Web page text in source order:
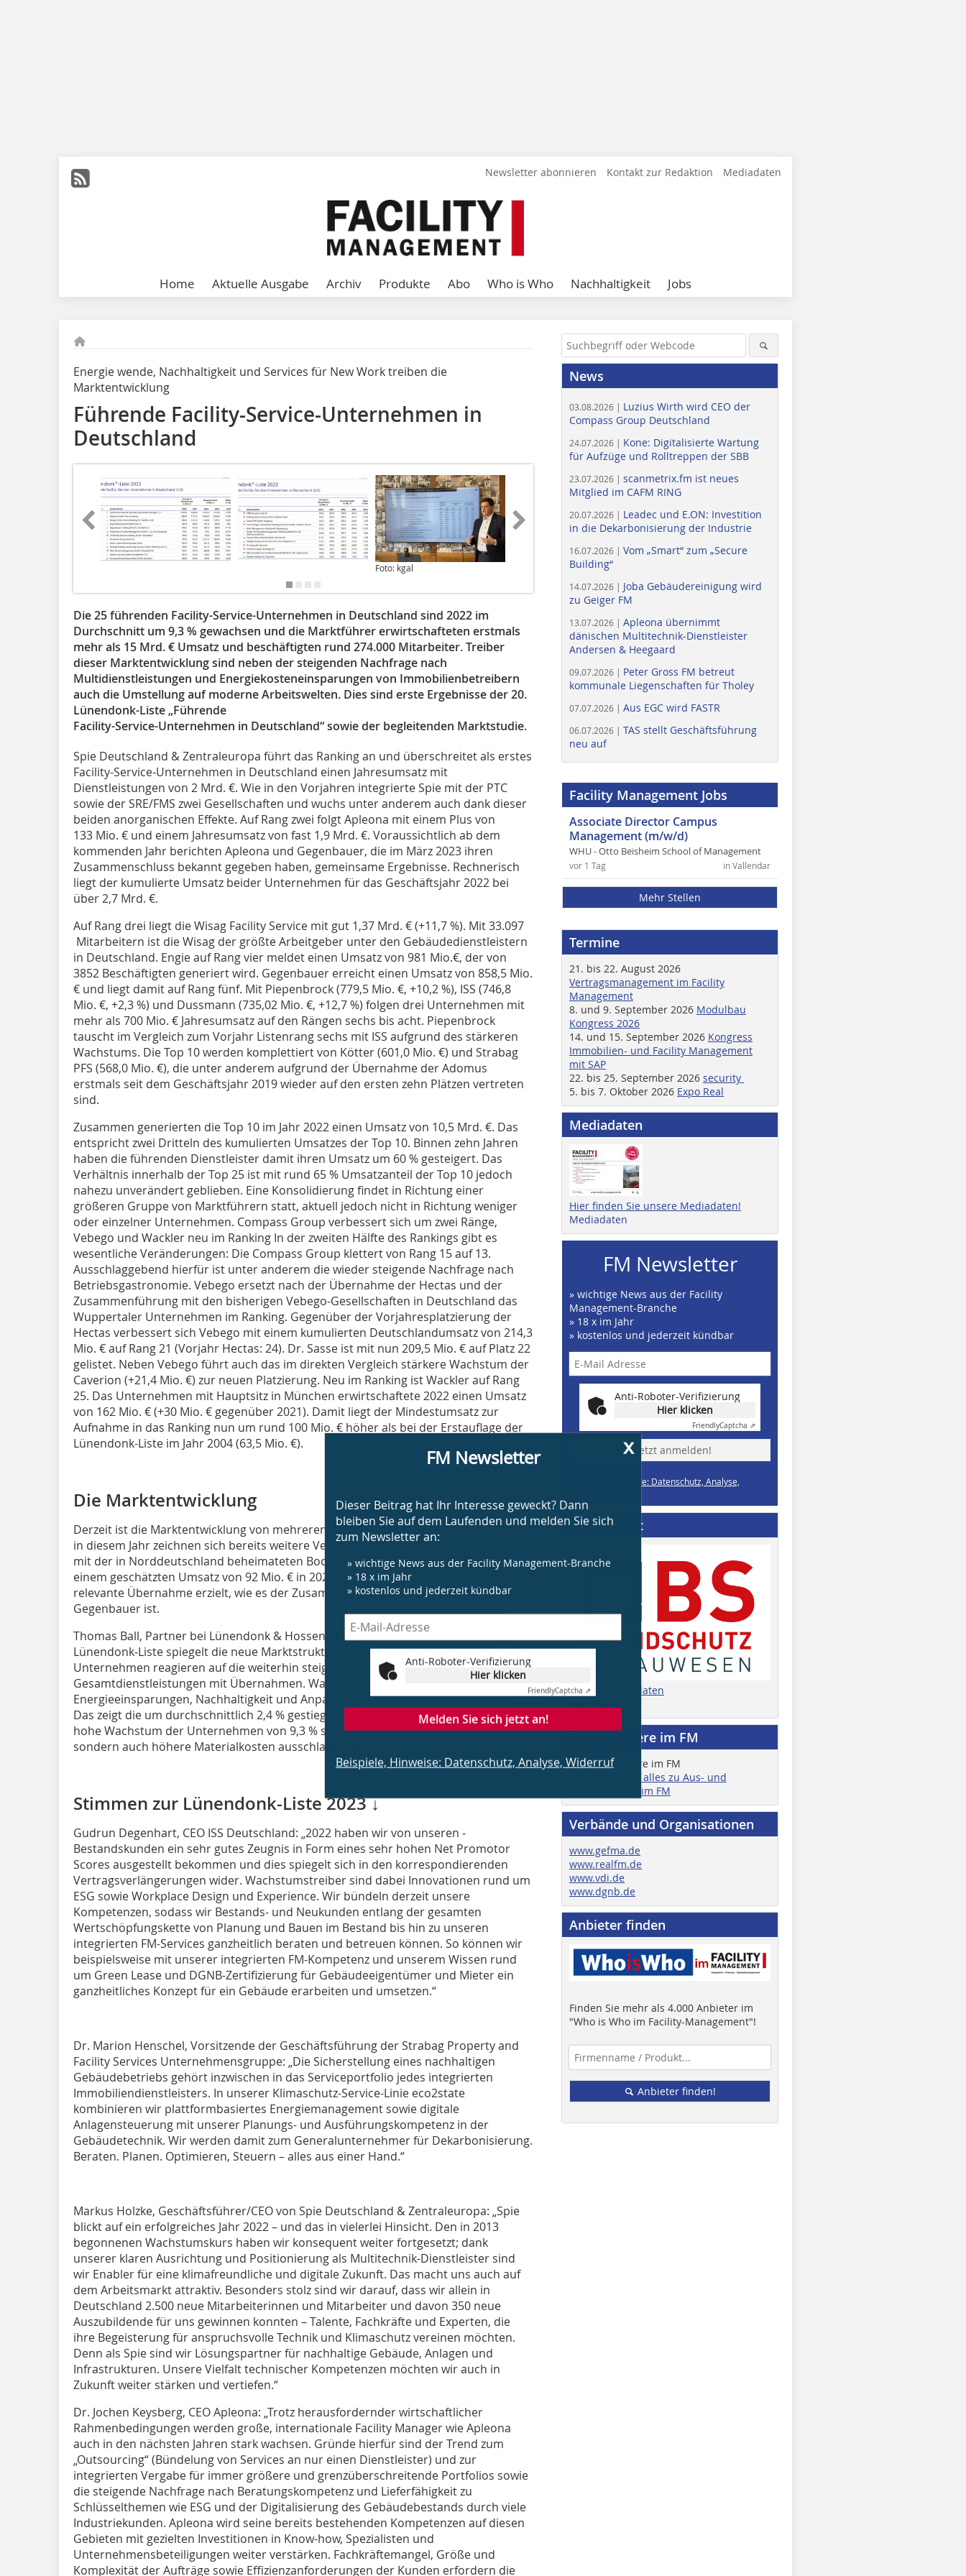
Newsletter abonnieren Kontakt zur Redaktion Mediadaten
Home Aktuelle Ausgabe Archiv Produkte Abo Who is Who Nachhaltigkeit Jobs
Energie wende, Nachhaltigkeit und Services für New Work treiben die
Marktentwicklung
Führende Facility-Service-Unternehmen in
Deutschland
Foto: kgal
Die 25 führenden Facility-Service-Unternehmen in Deutschland sind 2022 im
Durchschnitt um 9,3 % gewachsen und die Marktführer erwirtschafteten erstmals
mehr als 15 Mrd. € Umsatz und beschäftigten rund 274.000 Mitarbeiter. Treiber
dieser Marktentwicklung sind neben der steigenden Nachfrage nach
Multidienstleistungen und Energiekosteneinsparungen von Immobilienbetreibern
auch die Umstellung auf moderne Arbeits­welten. Dies sind erste Ergebnisse der 20.
Lünendonk-Liste „Führende
Facility-Service-Unternehmen in Deutschland“ sowie der begleitenden Marktstudie.
Spie Deutschland & Zentraleuropa führt das Ranking an und überschreitet als erstes
Facility-Service-Unternehmen in Deutschland einen Jahresumsatz mit
Dienstleistungen von 2 Mrd. €. Wie in den Vorjahren integrierte Spie mit der PTC
sowie der SRE/FMS zwei Gesellschaften und wuchs unter anderem auch dank dieser
beiden anorganischen Effekte. Auf Rang zwei folgt Apleona mit einem Plus von
133 Mio. € und einem Jahresumsatz von fast 1,9 Mrd. €. Voraussichtlich ab dem
kommenden Jahr berichten Apleona und Gegenbauer, die im März 2023 ihren
Zusammenschluss bekannt gegeben haben, gemeinsame Ergebnisse. Rechnerisch
liegt der kumulierte Umsatz beider Unternehmen für das Geschäftsjahr 2022 bei
über 2,7 Mrd. €.
Auf Rang drei liegt die Wisag Facility Service mit gut 1,37 Mrd. € (+11,7 %). Mit 33.097
Mitarbeitern ist die Wisag der größte Arbeitgeber unter den Gebäudedienstleistern
in Deutschland. Engie auf Rang vier meldet einen Umsatz von 981 Mio.€, der von
3852 Beschäftigten generiert wird. Gegenbauer erreicht einen Umsatz von 858,5 Mio.
€ und liegt damit auf Rang fünf. Mit Piepenbrock (779,5 Mio. €, +10,2 %), ISS (746,8
Mio. €, +2,3 %) und Dussmann (735,02 Mio. €, +12,7 %) folgen drei Unternehmen mit
mehr als 700 Mio. € Jahresumsatz auf den Rängen sechs bis acht. Piepenbrock
tauscht im Vergleich zum Vorjahr Listenrang sechs mit ISS aufgrund des stärkeren
Wachstums. Die Top 10 werden komplettiert von Kötter (601,0 Mio. €) und Strabag
PFS (568,0 Mio. €), die unter anderem aufgrund der Übernahme der Adomus
erstmals seit dem Geschäftsjahr 2019 wieder auf den ersten zehn Plätzen vertreten
sind.
Zusammen generierten die Top 10 im Jahr 2022 einen Umsatz von 10,5 Mrd. €. Das
entspricht zwei Dritteln des kumulierten Umsatzes der Top 10. Binnen zehn Jahren
haben die führenden Dienstleister damit ihren Umsatz um 60 % gesteigert. Das
Verhältnis innerhalb der Top 25 ist mit rund 65 % Umsatzanteil der Top 10 jedoch
nahezu unverändert geblieben. Eine Konsolidierung findet in Richtung einer
größeren Gruppe von Marktführern statt, aktuell jedoch nicht in Richtung weniger
oder einzelner Unternehmen. Compass Group verbessert sich um zwei Ränge,
Vebego und Wackler neu im Ranking In der zweiten Hälfte des Rankings gibt es
wesentliche Veränderungen: Die Compass Group klettert von Rang 15 auf 13.
Ausschlaggebend hierfür ist unter anderem die wieder steigende Nachfrage nach
Betriebsgastronomie. Vebego ersetzt nach der Übernahme der Hectas und der
Zusammenführung mit den bisherigen Vebego-Gesellschaften in Deutschland das
Wuppertaler Unternehmen im Ranking. Gegenüber der Vorjahresplatzierung der
Hectas verbessert sich Vebego mit einem kumulierten Deutschlandumsatz von 214,3
Mio. € auf Rang 21 (Vorjahr Hectas: 24). Dr. Sasse ist mit nun 209,5 Mio. € auf Platz 22
gelistet. Neben Vebego führt auch das im direkten Vergleich stärkere Wachstum der
Caverion (+21,4 Mio. €) zur neuen Platzierung. Neu im Ranking ist Wackler auf Rang
25. Das Unternehmen mit Hauptsitz in München erwirtschaftete 2022 einen Umsatz
von 162 Mio. € (+30 Mio. € gegenüber 2021). Damit liegt der Mindestumsatz zur
Aufnahme in das Ranking nun um rund 100 Mio. € höher als bei der Erstauflage der
Lünendonk-Liste im Jahr 2004 (63,5 Mio. €).
Die Marktentwicklung
Derzeit ist die Marktentwicklung von mehreren großen Übernahmen geprägt. Auch
in diesem Jahr zeichnen sich bereits weitere Veränderungen ab: Die Strabag PFS hat
mit der in Norddeutschland beheimateten Bockholdt (rund 3600 Beschäftigte und
einem geschätzten Umsatz von 92 Mio. € in 2021) ebenso eine für die Marktstruktur
relevante Übernahme erzielt, wie es der Zusammenschluss von Apleona und
Gegenbauer ist.
Thomas Ball, Partner bei Lünendonk & Hossenfelder, kommentiert das Ranking: „Die
Lünendonk-Liste spiegelt die neue Marktstruktur nach den Corona-Jahren wider: Die
Unternehmen reagieren auf die weiterhin steigende Nachfrage nach
Gesamtdienstleistungen mit Übernahmen. Wachstumstreiber sind darüber hinaus
Energieeinsparungen, Nachhaltigkeit und Anpassung an die neuen Arbeitswelten.
Das zeigt die um durchschnittlich 2,4 % gestiegene Zahl der Beschäftigten. Für das
hohe Wachstum der Unternehmen von 9,3 % sind nicht nur Lohnsteigerungen,
sondern auch höhere Materialkosten ausschlaggebend.“
Stimmen zur Lünendonk-Liste 2023 ↓
Gudrun Degenhart, CEO ISS Deutschland: „2022 haben wir von unseren ­
Bestandskunden ein sehr gutes Zeugnis in Form eines sehr hohen Net Promotor
Scores ausgestellt bekommen und dies spiegelt sich in den korrespondierenden
Vertragsverlängerungen wider. Wachstumstreiber sind dabei Innovationen rund um
ESG sowie Workplace Design und Experience. Wir bündeln derzeit unsere
Kompetenzen, sodass wir Bestands- und Neukunden entlang der gesamten
Wertschöpfungskette von Planung und Bauen im Bestand bis hin zu unseren
integrierten FM-Services ganzheitlich beraten und betreuen können. So können wir
beispielsweise mit unserer integrierten FM-Kompetenz und unserem Wissen rund
um Green Lease und DGNB-Zertifizierung für Gebäudeeigentümer und Mieter ein
ganzheitliches Konzept für ein Gebäude erarbeiten und umsetzen.“
Dr. Marion Henschel, Vorsitzende der Geschäftsführung der Strabag Property and
Facility Services Unternehmensgruppe: „Die Sicherstellung eines nachhaltigen
Gebäudebetriebs gehört inzwischen in das Serviceportfolio jedes integrierten
Immobiliendienstleisters. In unserer Klimaschutz-Service-Linie eco2state
kombinieren wir plattformbasiertes Energiemanagement sowie digitale
Anlagensteuerung mit unserer Planungs- und Ausführungskompetenz in der
Gebäudetechnik. Wir werden damit zum Generalunternehmer für Dekarbonisierung.
Beraten. Planen. Optimieren, Steuern – alles aus einer Hand.“
Markus Holzke, Geschäftsführer/CEO von Spie Deutschland & Zentraleuropa: „Spie
blickt auf ein erfolgreiches Jahr 2022 – und das in vielerlei Hinsicht. Den in 2013
begonnenen Wachstumskurs haben wir konsequent weiter fortgesetzt; dank
unserer klaren Ausrichtung und Positionierung als Multitechnik-Dienstleister sind
wir Enabler für eine klimafreundliche und digitale Zukunft. Das macht uns auch auf
dem Arbeitsmarkt attraktiv. Besonders stolz sind wir darauf, dass wir allein in
Deutschland 2.500 neue Mitarbeiterinnen und Mitarbeiter und davon 350 neue
Auszubildende für uns gewinnen konnten – Talente, Fachkräfte und Experten, die
ihre Begeisterung für anspruchsvolle Technik und Klimaschutz vereinen möchten.
Denn als Spie sind wir Lösungspartner für nachhaltige Gebäude, Anlagen und
Infrastrukturen. Unsere Vielfalt technischer Kompetenzen möchten wir auch in
Zukunft weiter stärken und vertiefen.“
Dr. Jochen Keysberg, CEO Apleona: „Trotz herausfordernder wirtschaftlicher
Rahmenbedingungen werden große, internationale Facility Manager wie Apleona
auch in den nächsten Jahren stark wachsen. Gründe hierfür sind der Trend zum
„Outsourcing“ (Bündelung von Services an nur einen Dienstleister) und zur
integrierten Vergabe für immer größere und grenzüberschreitende Portfolios sowie
die steigende Nachfrage nach Beratungskompetenz und Lieferfähigkeit zu
Schlüsselthemen wie ESG und der Digitalisierung des Gebäudebestands durch viele
Industriekunden. Apleona wird seine bereits bestehenden Kompetenzen auf diesen
Gebieten mit gezielten Investitionen in Know-how, Spezialisten und
Unternehmensbeteiligungen weiter verstärken. Fachkräftemangel, Größe und
Komplexität der Aufträge sowie Effizienzanforderungen der Kunden erfordern die
x
FM Newsletter
Dieser Beitrag hat Ihr Interesse geweckt? Dann
bleiben Sie auf dem Laufenden und melden Sie sich
zum Newsletter an:
» wichtige News aus der Facility Management-Branche
» 18 x im Jahr
» kostenlos und jederzeit kündbar
Anti-Roboter-Verifizierung
Hier klicken
Friendly Captcha ⇗
Melden Sie sich jetzt an!
Beispiele, Hinweise: Datenschutz, Analyse, Widerruf
News
03.08.2026 | Luzius Wirth wird CEO der
Compass Group Deutschland
24.07.2026 | Kone: Digitalisierte Wartung
für Aufzüge und Rolltreppen der SBB
23.07.2026 | scanmetrix.fm ist neues
Mitglied im CAFM RING
20.07.2026 | Leadec und E.ON: Investition
in die Dekarbonisierung der Industrie
16.07.2026 | Vom „Smart“ zum „Secure
Building“
14.07.2026 | Joba Gebäudereinigung wird
zu Geiger FM
13.07.2026 | Apleona übernimmt
dänischen Multitechnik-Dienstleister
Andersen & Heegaard
09.07.2026 | Peter Gross FM betreut
kommunale Liegenschaften für Tholey
07.07.2026 | Aus EGC wird FASTR
06.07.2026 | TAS stellt Geschäftsführung
neu auf
Facility Management Jobs
Associate Director Campus
Management (m/w/d)
WHU - Otto Beisheim School of Management
in Vallendar
vor 1 Tag
Mehr Stellen
Termine
21. bis 22. August 2026
Vertragsmanagement im Facility
Management
8. und 9. September 2026 Modulbau
Kongress 2026
14. und 15. September 2026 Kongress
Immobilien- und Facility Management
mit SAP
22. bis 25. September 2026 security
5. bis 7. Oktober 2026 Expo Real
Mediadaten
Hier finden Sie unsere Mediadaten!
Mediadaten
FM Newsletter
» wichtige News aus der Facility
Management-Branche
» 18 x im Jahr
» kostenlos und jederzeit kündbar
Anti-Roboter-Verifizierung
Hier klicken
FriendlyCaptcha ⇗
» Jetzt anmelden!
Beispiele, Hinweise: Datenschutz, Analyse,
Supplement
Zu den Mediadaten
Job & Karriere im FM
Hier finden Sie alles zu Aus- und
Weiterbildung im FM
Verbände und Organisationen
www.gefma.de
www.realfm.de
www.vdi.de
www.dgnb.de
Anbieter finden
Finden Sie mehr als 4.000 Anbieter im
"Who is Who im Facility-Management"!
Anbieter finden!